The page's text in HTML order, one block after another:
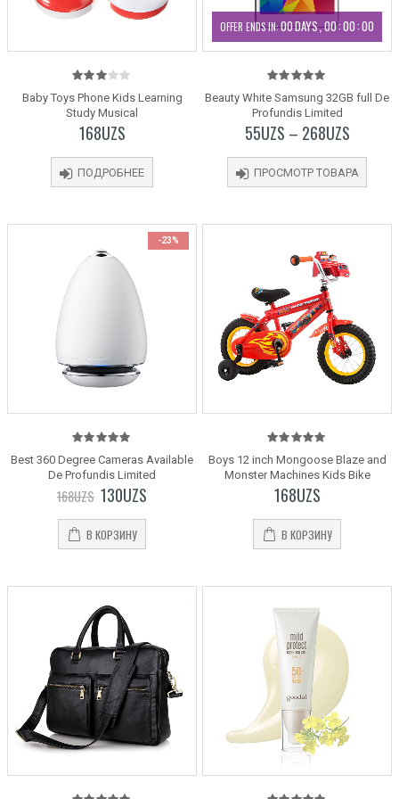
3.00
out
of 5
Baby Toys Phone Kids Learning
Study Musical
168UZS
ПОДРОБНЕЕ
OFFER ENDS IN:00DAYS 00:00:00
5.00
of 5
Beauty White Samsung 32GB full De
Profundis Limited
55UZS – 268UZS
ПРОСМОТР ТОВАРА
-23%
out
of 5
Best 360 Degree Cameras Available
De Profundis Limited
168UZS 130UZS
В КОРЗИНУ
5.00
of 5
Boys 12 inch Mongoose Blaze and
Monster Machines Kids Bike
168UZS
В КОРЗИНУ